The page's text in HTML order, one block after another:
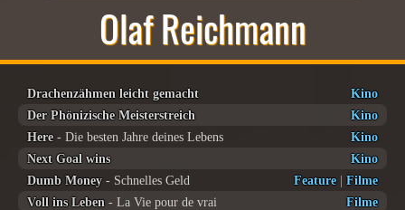
Olaf Reichmann
Drachenzähmen leicht gemacht
Kino
Der Phönizische Meisterstreich
Kino
Here- Die besten Jahre deines Lebens
Kino
Next Goal wins
Kino
Dumb Money - Schnelles Geld Feature| Filme
Voll ins Leben - La Vie pour de vrai
Filme